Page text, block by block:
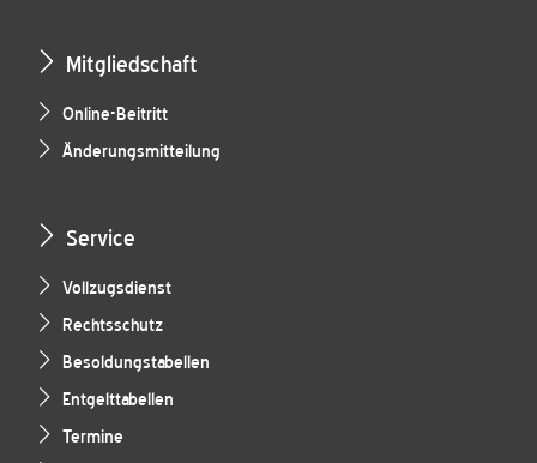
Mitgliedschaft
Online-Beitritt
Änderungsmitteilung
Service
Vollzugsdienst
Rechtsschutz
Besoldungstabellen
Entgelttabellen
Termine